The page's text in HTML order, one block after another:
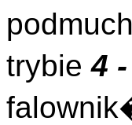
trybie4